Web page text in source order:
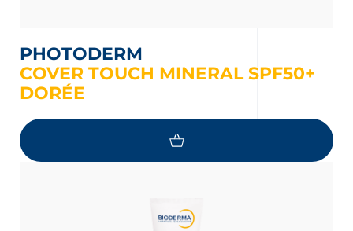
PHOTODERM
COVER TOUCH MINERAL SPF50+
DORÉE